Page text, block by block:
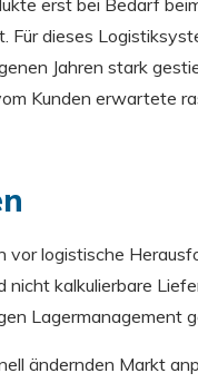
erst bei Bedarf
dieses
Jahren stark
Kunden erwartete
logistische
kalkulierbare
Lagermanagement
ändernden Markt